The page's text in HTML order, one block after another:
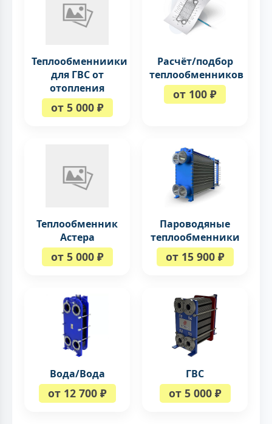
Теплообменниики
для ГВС от
отопления
от 5 000 ₽
Расчёт/подбор
теплообменников
от 100 ₽
Теплообменник
Астера
от 5 000 ₽
Пароводяные
теплообменники
от 15 900 ₽
Вода/Вода
от 12 700 ₽
ГВС
от 5 000 ₽